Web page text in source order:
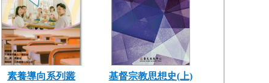
素養導向系列叢
基督宗教思想史(上)